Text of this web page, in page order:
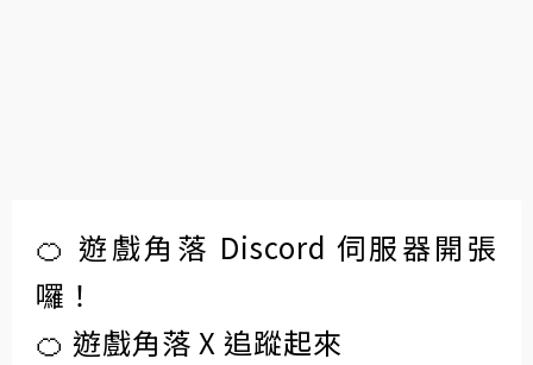
🍊 遊戲角落 Discord 伺服器開張
囉！
🍊 遊戲角落 X 追蹤起來